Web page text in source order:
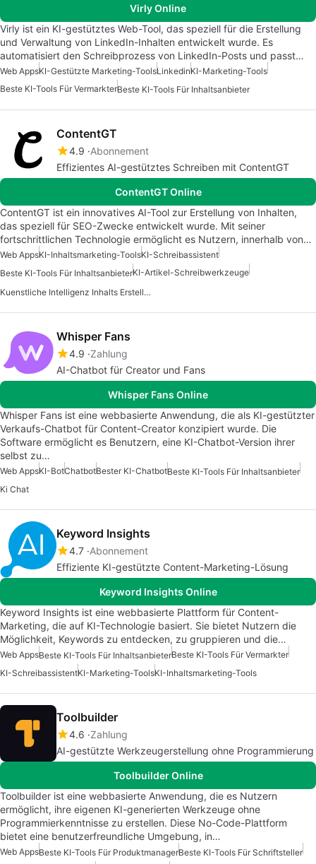
Virly Online
Virly ist ein KI-gestütztes Web-Tool, das speziell für die Erstellung
und Verwaltung von LinkedIn-Inhalten entwickelt wurde. Es
automatisiert den Schreibprozess von LinkedIn-Posts und passt…
Web AppsKI-Gestützte Marketing-ToolsLinkedinKI-Marketing-Tools
Beste KI-Tools Für VermarkterBeste KI-Tools Für Inhaltsanbieter
ContentGT
4.9 Abonnement
Effizientes AI-gestütztes Schreiben mit ContentGT
ContentGT Online
ContentGT ist ein innovatives AI-Tool zur Erstellung von Inhalten,
das speziell für SEO-Zwecke entwickelt wurde. Mit seiner
fortschrittlichen Technologie ermöglicht es Nutzern, innerhalb von…
Web AppsKI-Inhaltsmarketing-ToolsKI-Schreibassistent
Beste KI-Tools Für InhaltsanbieterKI-Artikel-Schreibwerkzeuge
Kuenstliche Intelligenz Inhalts Erstellungs Apps
Whisper Fans
4.9 Zahlung
AI-Chatbot für Creator und Fans
Whisper Fans Online
Whisper Fans ist eine webbasierte Anwendung, die als KI-gestützter
Verkaufs-Chatbot für Content-Creator konzipiert wurde. Die
Software ermöglicht es Benutzern, eine KI-Chatbot-Version ihrer
selbst zu…
Web AppsKI-BotChatbotBester KI-ChatbotBeste KI-Tools Für Inhaltsanbieter
Ki Chat
Keyword Insights
4.7 Abonnement
Effiziente KI-gestützte Content-Marketing-Lösung
Keyword Insights Online
Keyword Insights ist eine webbasierte Plattform für Content-
Marketing, die auf KI-Technologie basiert. Sie bietet Nutzern die
Möglichkeit, Keywords zu entdecken, zu gruppieren und die…
Web AppsBeste KI-Tools Für InhaltsanbieterBeste KI-Tools Für Vermarkter
KI-SchreibassistentKI-Marketing-ToolsKI-Inhaltsmarketing-Tools
Toolbuilder
4.6 Zahlung
AI-gestützte Werkzeugerstellung ohne Programmierung
Toolbuilder Online
Toolbuilder ist eine webbasierte Anwendung, die es Nutzern
ermöglicht, ihre eigenen KI-generierten Werkzeuge ohne
Programmierkenntnisse zu erstellen. Diese No-Code-Plattform
bietet eine benutzerfreundliche Umgebung, in…
Web AppsBeste KI-Tools Für ProduktmanagerBeste KI-Tools Für Schriftsteller